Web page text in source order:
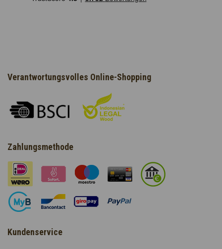
Verantwortungsvolles Online-Shopping
Zahlungsmethode
Kundenservice